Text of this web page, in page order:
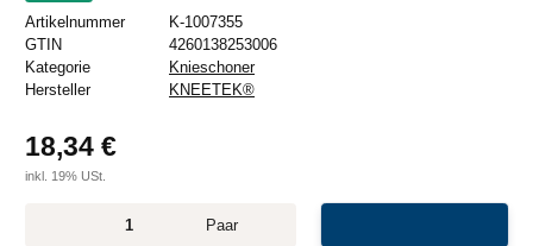
Artikelnummer
K-1007355
GTIN
4260138253006
Kategorie
Knieschoner
Hersteller
KNEETEK®
18,34 €
inkl. 19% USt.
Paar